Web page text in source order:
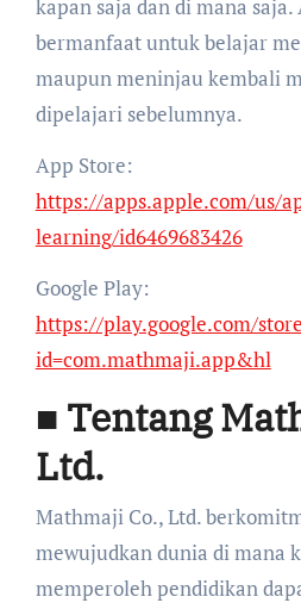
kapan saja dan di mana
bermanfaat untuk belajar
maupun meninjau kembali
dipelajari sebelumnya.
App Store:
https://apps.apple.com/us/
learning/id6469683426
Google Play:
https://play.google.com/
id=com.mathmaji.app&hl
■ Tentang
Ltd.
Mathmaji Co., Ltd.
mewujudkan dunia di mana
memperoleh pendidikan